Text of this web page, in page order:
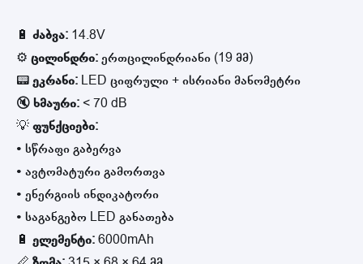
🔋 ძაბვა: 14.8V
⚙️ ცილინდრი: ერთცილინდრიანი (19 მმ)
📟 ეკრანი: LED ციფრული + ისრიანი მანომეტრი
🔇 ხმაური: < 70 dB
💡 ფუნქციები:
• სწრაფი გაბერვა
• ავტომატური გამორთვა
• ენერგიის ინდიკატორი
• საგანგებო LED განათება
🔋 ელემენტი: 6000mAh